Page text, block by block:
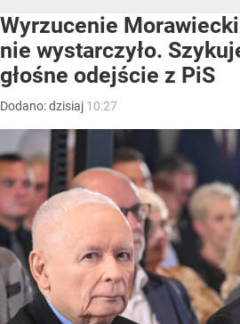
Wyrzucenie
nie wystarczyło.
głośne odejście z PiS
Dodano:dzisiaj 10:27